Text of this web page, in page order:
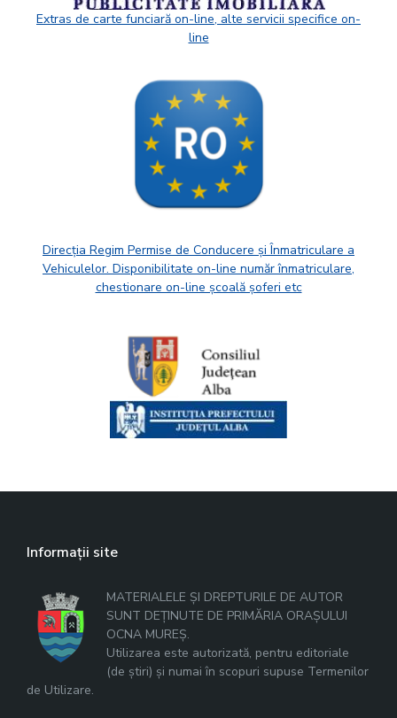
Extras de carte funciară on-line, alte servicii specifice on-
line
Direcția Regim Permise de Conducere și Înmatriculare a
Vehiculelor. Disponibilitate on-line număr înmatriculare,
chestionare on-line școală șoferi etc
Informații site
MATERIALELE ȘI DREPTURILE DE AUTOR
SUNT DEȚINUTE DE PRIMĂRIA ORAȘULUI
OCNA MUREȘ.
Utilizarea este autorizată, pentru editoriale
(de știri) și numai în scopuri supuse Termenilor
de Utilizare.